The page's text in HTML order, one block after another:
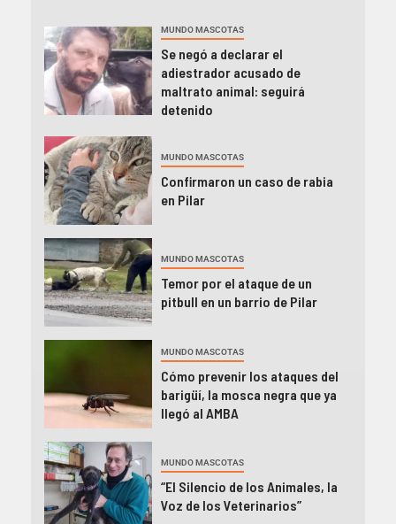
MUNDO MASCOTAS
Se negó a declarar el
adiestrador acusado de
maltrato animal: seguirá
detenido
MUNDO MASCOTAS
Confirmaron un caso de rabia
en Pilar
MUNDO MASCOTAS
Temor por el ataque de un
pitbull en un barrio de Pilar
MUNDO MASCOTAS
Cómo prevenir los ataques del
barigüí, la mosca negra que ya
llegó al AMBA
MUNDO MASCOTAS
“El Silencio de los Animales, la
Voz de los Veterinarios”